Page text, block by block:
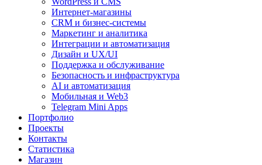
Интернет-магазины
CRM и бизнес-системы
Маркетинг и аналитика
Интеграции и автоматизация
Дизайн и UX/UI
Поддержка и обслуживание
Безопасность и инфраструктура
AI и автоматизация
Мобильная и Web3
Telegram Mini Apps
Портфолио
Проекты
Контакты
Статистика
Магазин